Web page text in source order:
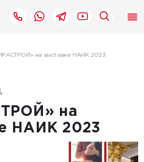
на выставке НАИК 2023
на
НАИК 2023